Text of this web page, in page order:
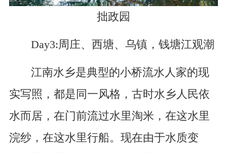
拙政园
Day3:周庄、西塘、乌镇，钱塘江观潮
江南水乡是典型的小桥流水人家的现
实写照，都是同一风格，古时水乡人民依
水而居，在门前流过水里淘米，在这水里
浣纱，在这水里行船。现在由于水质变